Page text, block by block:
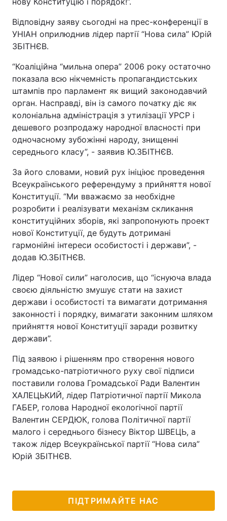
Відповідну заяву сьогодні на прес-конференції в
УНІАН оприлюднив лідер партії “Нова сила” Юрій
ЗБІТНЄВ.
“Коаліційна “мильна опера” 2006 року остаточно
показала всю нікчемність пропагандистських
штампів про парламент як вищий законодавчий
орган. Насправді, він із самого початку діє як
колоніальна адміністрація з утилізації УРСР і
дешевого розпродажу народної власності при
одночасному зубожінні народу, знищенні
середнього класу”, - заявив Ю.ЗБІТНЄВ.
За його словами, новий рух ініціює проведення
Всеукраїнського референдуму з прийняття нової
Конституції. “Ми вважаємо за необхідне
розробити і реалізувати механізм скликання
конституційних зборів, які запропонують проект
нової Конституції, де будуть дотримані
гармонійні інтереси особистості і держави”, -
додав Ю.ЗБІТНЄВ.
Лідер “Нової сили” наголосив, що “існуюча влада
своєю діяльністю змушує стати на захист
держави і особистості та вимагати дотримання
законності і порядку, вимагати законним шляхом
прийняття нової Конституції заради розвитку
держави”.
Під заявою і рішенням про створення нового
громадсько-патріотичного руху свої підписи
поставили голова Громадської Ради Валентин
ХАЛЕЦЬКИЙ, лідер Патріотичної партії Микола
ГАБЕР, голова Народної екологічної партії
Валентин СЕРДЮК, голова Політичної партії
малого і середнього бізнесу Віктор ШВЕЦЬ, а
також лідер Всеукраїнської партії “Нова сила”
Юрій ЗБІТНЄВ.
ПІДТРИМАЙТЕ НАС